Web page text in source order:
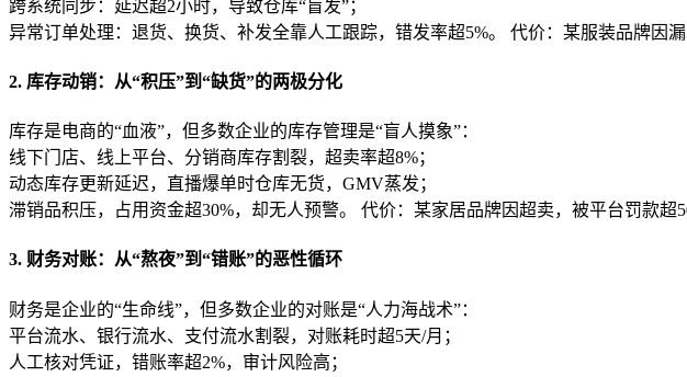
跨系统同步：延迟超2小时，导致仓库“盲发”；
异常订单处理：退货、换货、补发全靠人工跟踪，错发率超5%。 代价：某服装品牌因
2. 库存动销：从“积压”到“缺货”的两极分化
库存是电商的“血液”，但多数企业的库存管理是“盲人摸象”：
线下门店、线上平台、分销商库存割裂，超卖率超8%；
动态库存更新延迟，直播爆单时仓库无货，GMV蒸发；
滞销品积压，占用资金超30%，却无人预警。 代价：某家居品牌因超卖，被平台罚款超
3. 财务对账：从“熬夜”到“错账”的恶性循环
财务是企业的“生命线”，但多数企业的对账是“人力海战术”：
平台流水、银行流水、支付流水割裂，对账耗时超5天/月；
人工核对凭证，错账率超2%，审计风险高；